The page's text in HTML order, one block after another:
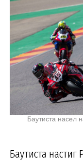
Баутиста насел
Баутиста